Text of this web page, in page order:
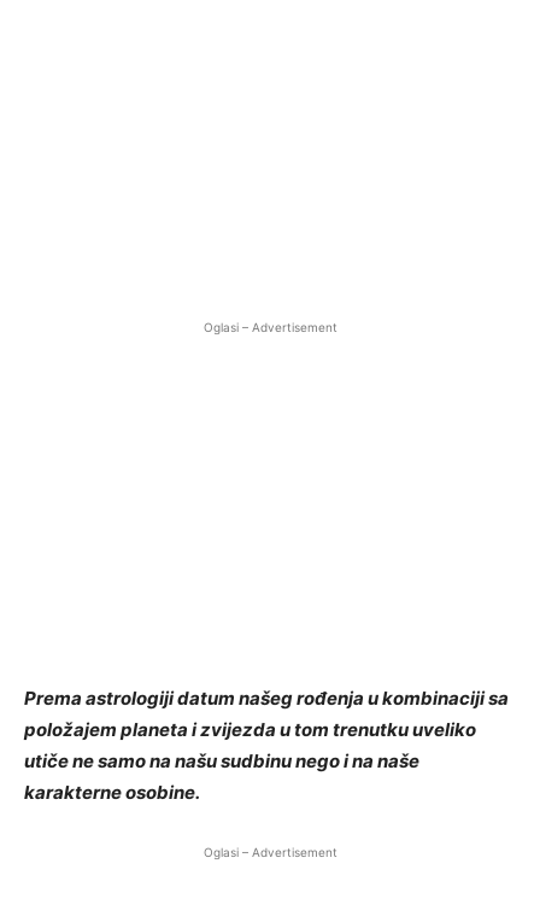
Oglasi – Advertisement
Prema astrologiji datum našeg rođenja u kombinaciji sa
položajem planeta i zvijezda u tom trenutku uveliko
utiče ne samo na našu sudbinu nego i na naše
karakterne osobine.
Oglasi – Advertisement